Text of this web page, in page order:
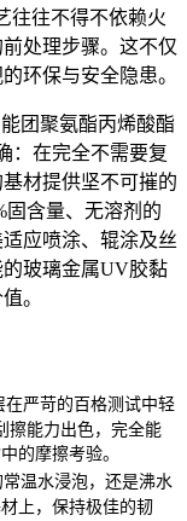
往往不得不依赖火
处理步骤。这不仅
环保与安全隐患。
团聚氨酯丙烯酸酯
：在完全不需要复
材提供坚不可摧的
固含量、无溶剂的
应喷涂、辊涂及丝
玻璃金属UV胶黏
。
在严苛的百格测试中轻
擦能力出色，完全能
的摩擦考验。
温水浸泡，还是沸水
上，保持极佳的韧